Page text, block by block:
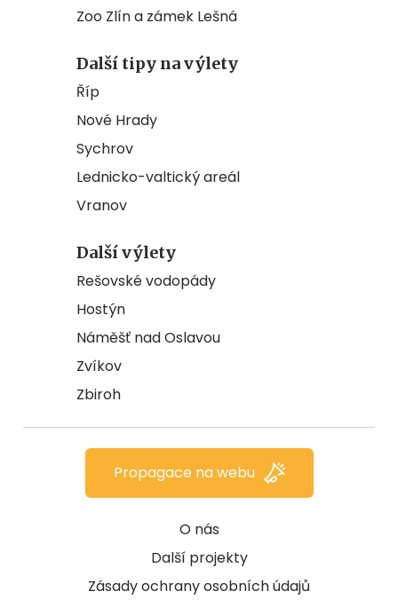
Zoo Zlín a zámek Lešná
Další tipy na výlety
Říp
Nové Hrady
Sychrov
Lednicko-valtický areál
Vranov
Další výlety
Rešovské vodopády
Hostýn
Náměšť nad Oslavou
Zvíkov
Zbiroh
O nás
Další projekty
Zásady ochrany osobních údajů
Propagace na webu